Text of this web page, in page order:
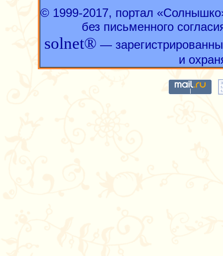
© 1999-2017, портал
без письменного
solnet® —
и